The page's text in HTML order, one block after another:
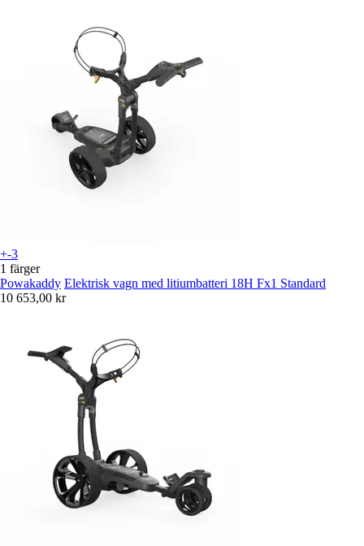
+-3
1 färger
Powakaddy Elektrisk vagn med litiumbatteri 18H Fx1 Standard
10 653,00 kr